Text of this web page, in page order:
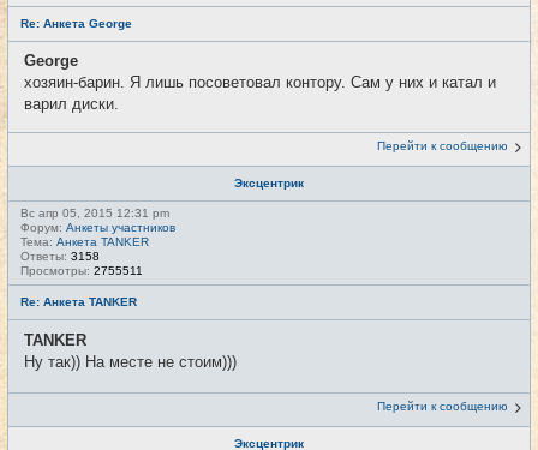
Re: Анкета George
George
хозяин-барин. Я лишь посоветовал контору. Сам у них и катал и
варил диски.
Перейти к сообщению
Эксцентрик
Вс апр 05, 2015 12:31 pm
Форум: Анкеты участников
Тема: Анкета TANKER
Ответы: 3158
Просмотры: 2755511
Re: Анкета TANKER
TANKER
Ну так)) На месте не стоим)))
Перейти к сообщению
Эксцентрик